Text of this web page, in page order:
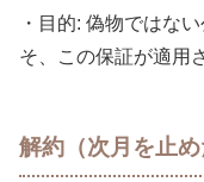
・目的: 偽物ではな
そ、この保証が適用
解約（次月を止